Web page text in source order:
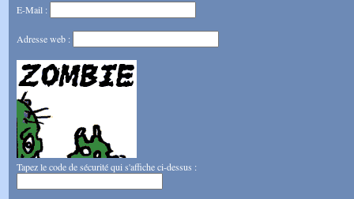
E-Mail :
Adresse web :
Tapez le code de sécurité qui s'affiche ci-dessus :